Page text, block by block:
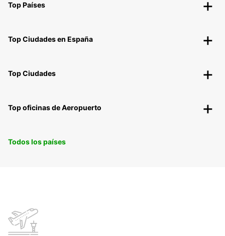
Top Países
Top Ciudades en España
Top Ciudades
Top oficinas de Aeropuerto
Todos los países